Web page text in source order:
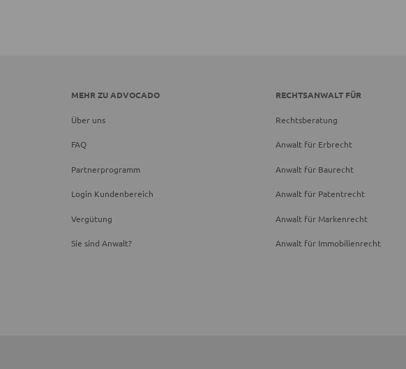
MEHR ZU ADVOCADO
Über uns
FAQ
Partnerprogramm
Login Kundenbereich
Vergütung
Sie sind Anwalt?
RECHTSANWALT FÜR
Rechtsberatung
Anwalt für Erbrecht
Anwalt für Baurecht
Anwalt für Patentrecht
Anwalt für Markenrecht
Anwalt für Immobilienrecht